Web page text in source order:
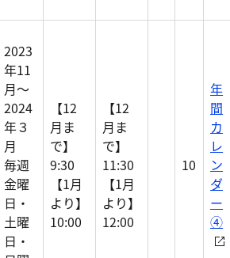
2023
年11
月～
2024
年３
月
毎週
金曜
日・
土曜
日・
【12
月ま
で】
9:30
【1月
より】
10:00
【12
月ま
で】
11:30
【1月
より】
12:00
10
年
間
カ
レ
ン
ダ
ー
④